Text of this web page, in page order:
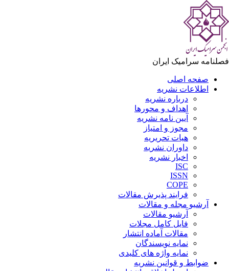
سرامیک ایران
صفحه اصلی
اطلاعات نشریه
درباره نشریه
اهداف و محورها
آیین نامه نشریه
مجوز و امتیاز
هیات تحریریه
داوران نشریه
اخبار نشریه
ISC
ISSN
COPE
فرایند پذیرش مقالات
آرشیو مجله و مقالات
آرشیو مقالات
فایل کامل مجلات
مقالات آماده انتشار
نمایه نویسندگان
نمایه واژه های کلیدی
ضوابط و قوانین نشریه